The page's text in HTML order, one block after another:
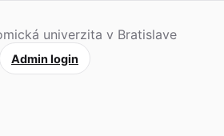
univerzita v Bratislave
Admin login